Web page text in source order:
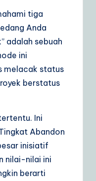
tiga
Anda
adalah sebuah
ini
melacak status
berstatus
Ini
Abandon
inisiatif
nilai-nilai ini
berarti